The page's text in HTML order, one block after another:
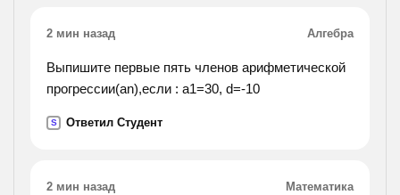
2 мин назад Алгебра
Выпишите первые пять членов арифметической
прогрессии(an),если : а1=30, d=-10
S Ответил Студент
2 мин назад Математика